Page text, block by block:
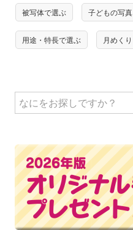
被写体で選ぶ 子どもの写真
用途・特長で選ぶ 月めくり